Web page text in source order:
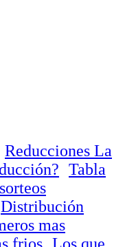
Reducciones La
Tabla
Distribución
mas
frios Los que